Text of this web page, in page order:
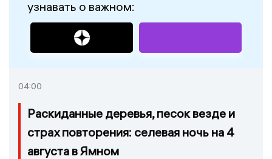
узнавать о важном:
04:00
Раскиданные деревья, песок везде и
страх повторения: селевая ночь на 4
августа в Ямном